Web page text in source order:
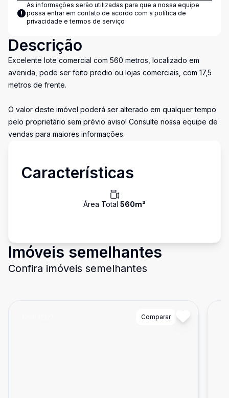
As informações serão utilizadas para que a nossa equipe
possa entrar em contato de acordo com a política de
privacidade e termos de serviço
Descrição
Excelente lote comercial com 560 metros, localizado em
avenida, pode ser feito predio ou lojas comerciais, com 17,5
metros de frente.
O valor deste imóvel poderá ser alterado em qualquer tempo
pelo proprietário sem prévio aviso! Consulte nossa equipe de
vendas para maiores informações.
Características
Área Total 560m²
Imóveis semelhantes
Confira imóveis semelhantes
Comparar